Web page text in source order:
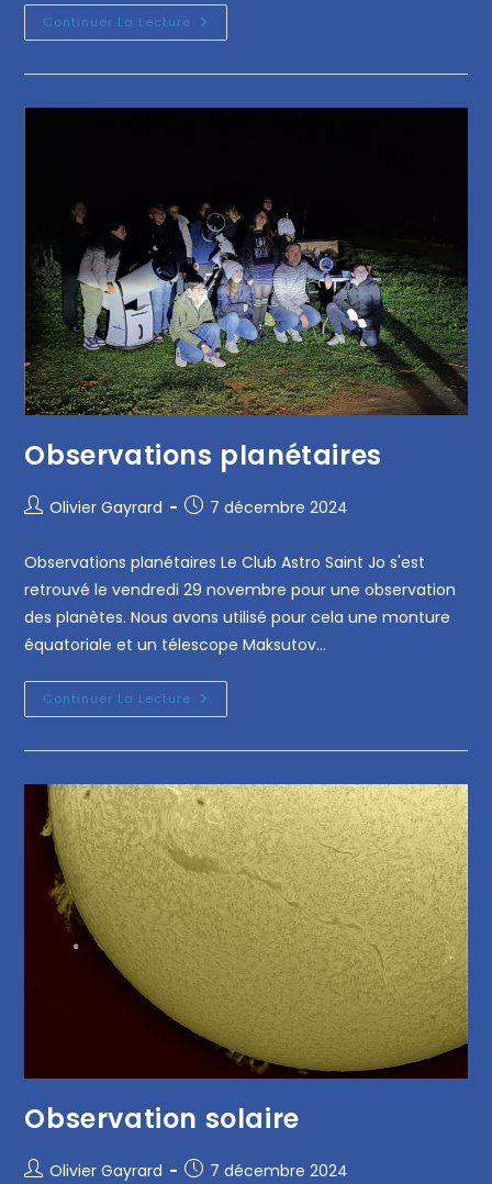
Continuer La Lecture
Observations planétaires
Olivier Gayrard 7 décembre 2024
Observations planétaires Le Club Astro Saint Jo s'est
retrouvé le vendredi 29 novembre pour une observation
des planètes. Nous avons utilisé pour cela une monture
équatoriale et un télescope Maksutov…
Continuer La Lecture
Observation solaire
Olivier Gayrard 7 décembre 2024